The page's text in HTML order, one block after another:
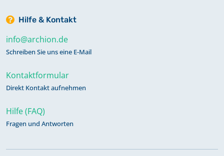
Hilfe & Kontakt
info@archion.de
Schreiben Sie uns eine E-Mail
Kontaktformular
Direkt Kontakt aufnehmen
Hilfe (FAQ)
Fragen und Antworten